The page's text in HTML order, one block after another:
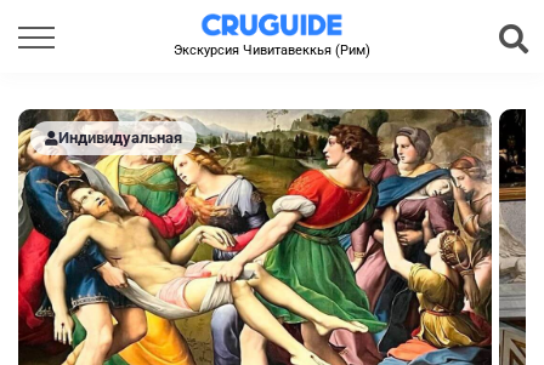
Экскурсия Чивитавеккья (Рим)
Индивидуальная